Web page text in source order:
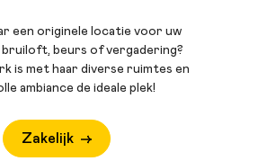
een originele locatie voor uw
bruiloft, beurs of vergadering?
is met haar diverse ruimtes en
ambiance de ideale plek!
Zakelijk